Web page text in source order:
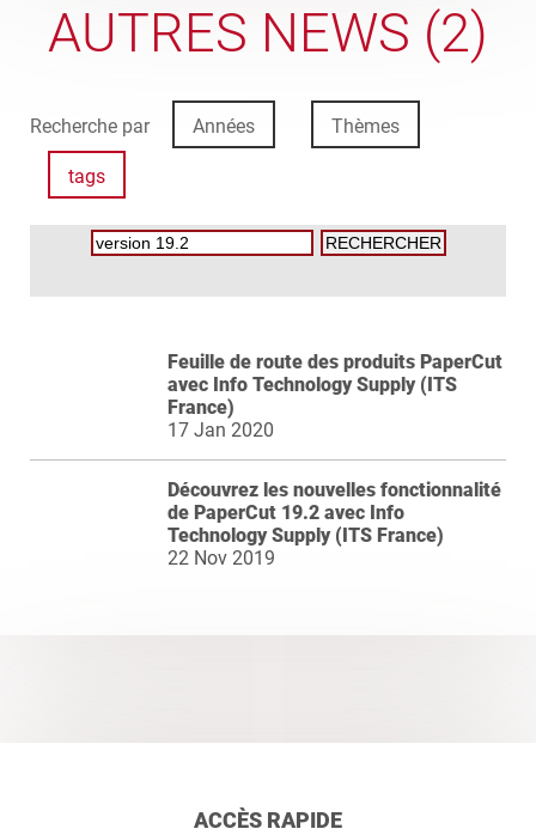
AUTRES NEWS (2)
Recherche par Années Thèmes
tags
Feuille de route des produits PaperCut
avec Info Technology Supply (ITS
France)
17 Jan 2020
Découvrez les nouvelles fonctionnalité
de PaperCut 19.2 avec Info
Technology Supply (ITS France)
22 Nov 2019
ACCÈS RAPIDE